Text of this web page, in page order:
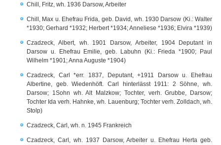
Chill, Fritz, wh. 1936 Darsow, Arbeiter
Chill, Max u. Ehefrau Frida, geb. David, wh. 1930 Darsow (Ki.: Walter
*1930; Gerhard *1932; Herbert *1934; Anneliese *1936; Elvira *1939)
Czadzeck, Albert, wh. 1901 Darsow, Arbeiter, 1904 Deputant in
Darsow u. Ehefrau Emilie, geb. Labuhn (Ki.: Frieda *1900; Paul
Wilhelm *1901; Anna Auguste *1904)
Czadzeck, Carl *err. 1837, Deputant, +1911 Darsow u. Ehefrau
Albertine, geb. Wiedenhöft. Carl hinterlässt 1911: 2 Söhne, wh.
Darsow; 1Sohn wh. Alt Malzkow; Tochter, verh. Grubbe, Darsow;
Tochter Ida verh. Hahnke, wh. Lauenburg; Tochter verh. Zolldach, wh.
Stolp)
Czadzeck, Carl, wh. n. 1945 Frankreich
Czadzeck, Carl, wh. 1937 Darsow, Arbeiter u. Ehefrau Herta geb.